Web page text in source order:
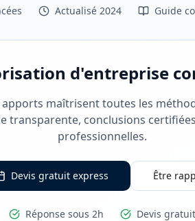
Actualisé 2024 Guide
d'entreprise
maîtrisent toutes les
transparente, conclusions
professionnelles.
Devis gratuit express Être
Réponse sous 2h Devis gratuit